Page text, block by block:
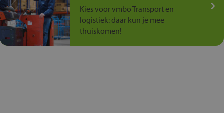
Kies voor vmbo Transport en
logistiek: daar kun je mee
thuiskomen!